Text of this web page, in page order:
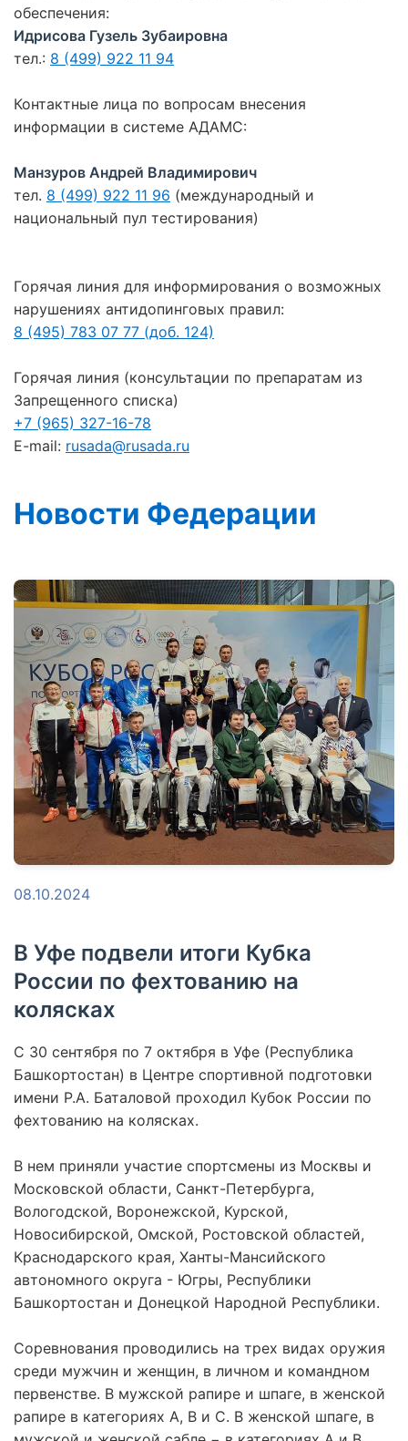
обеспечения:
Идрисова Гузель Зубаировна
тел.: 8 (499) 922 11 94
Контактные лица по вопросам внесения
информации в системе АДАМС:
Манзуров Андрей Владимирович
тел. 8 (499) 922 11 96 (международный и
национальный пул тестирования)
Горячая линия для информирования о возможных
нарушениях антидопинговых правил:
8 (495) 783 07 77 (доб. 124)
Горячая линия (консультации по препаратам из
Запрещенного списка)
+7 (965) 327-16-78
E-mail: rusada@rusada.ru
Новости Федерации
08.10.2024
В Уфе подвели итоги Кубка
России по фехтованию на
колясках
С 30 сентября по 7 октября в Уфе (Республика
Башкортостан) в Центре спортивной подготовки
имени Р.А. Баталовой проходил Кубок России по
фехтованию на колясках.
В нем приняли участие спортсмены из Москвы и
Московской области, Санкт-Петербурга,
Вологодской, Воронежской, Курской,
Новосибирской, Омской, Ростовской областей,
Краснодарского края, Ханты-Мансийского
автономного округа - Югры, Республики
Башкортостан и Донецкой Народной Республики.
Соревнования проводились на трех видах оружия
среди мужчин и женщин, в личном и командном
первенстве. В мужской рапире и шпаге, в женской
рапире в категориях А, В и С. В женской шпаге, в